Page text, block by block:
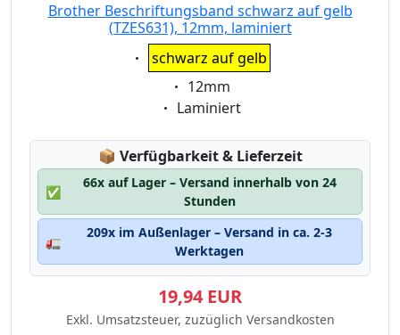
Brother Beschriftungsband schwarz auf gelb
(TZES631), 12mm, laminiert
Eigenschaft:
schwarz auf gelb
Eigenschaft:
12mm
Eigenschaft:
Laminiert
📦 Lagerstatus:
Verfügbarkeit & Lieferzeit
✅
66x auf Lager – Versand innerhalb von 24
Stunden
🚛
209x im Außenlager – Versand in ca. 2-3
Werktagen
19,94 EUR
Exkl. Umsatzsteuer, zuzüglich Versandkosten